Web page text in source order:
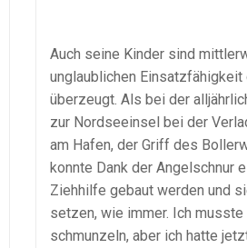
Auch seine Kinder sind
unglaublichen Einsatzfähigkeit
überzeugt. Als bei der
zur Nordseeinsel bei der
am Hafen, der Griff des
konnte Dank der Angelschnur
Ziehhilfe gebaut werden und
setzen, wie immer. Ich
schmunzeln, aber ich hatte